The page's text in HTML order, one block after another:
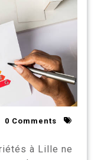
0 Comments
à Lille ne